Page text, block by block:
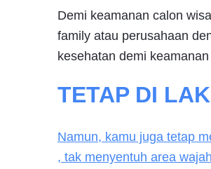
Demi keamanan calon
family atau perusahaan
kesehatan demi
TETAP DI
Namun, kamu juga tetap
, tak menyentuh area